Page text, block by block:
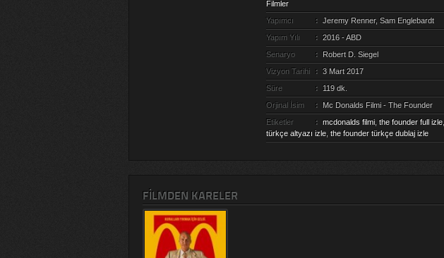
Filmler
Yapımcı
: Jeremy Renner, Sam Englebardt
Yapım Yılı
: 2016 - ABD
Senaryo
:
Robert D. Siegel
Vizyon Tarihi
: 3 Mart 2017
Süre
: 119 dk.
Orjinal İsim
:
Mc Donalds Filmi - The Founder
Etiketler
: mcdonalds filmi, the founder full izle,
türkçe altyazı izle, the founder türkçe dublaj izle
FILMDEN KARELER